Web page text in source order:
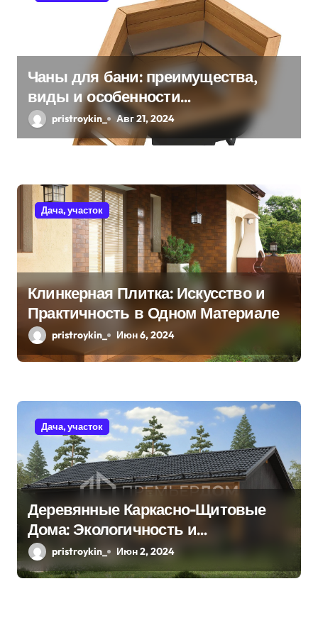
п
и
я
м
Чаны для бани: преимущества,
виды и особенности
использования
pristroykin_ Авг 21, 2024
Дача, участок
Клинкерная Плитка: Искусство и
Практичность в Одном Материале
pristroykin_ Июн 6, 2024
Дача, участок
Деревянные Каркасно-Щитовые
Дома: Экологичность и
Практичность
pristroykin_ Июн 2, 2024